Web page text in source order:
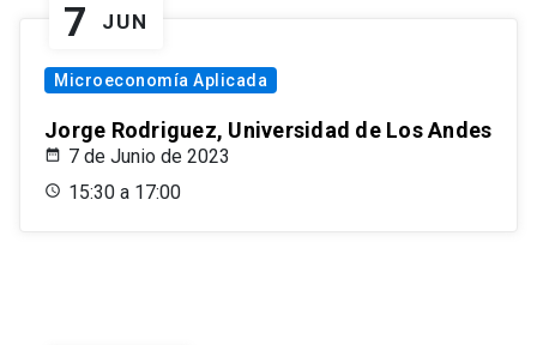
7 JUN
Microeconomía Aplicada
Jorge Rodriguez, Universidad de Los Andes
7 de Junio de 2023
15:30 a 17:00